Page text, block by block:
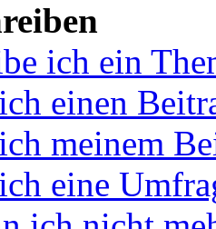
ich ein
einen
meinem
eine